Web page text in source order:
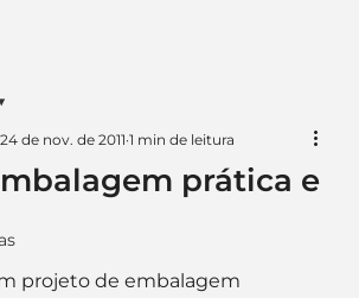
prática e
24 de nov. de 2011 1 min de leitura
NaN de 5 estrelas.
projeto de embalagem